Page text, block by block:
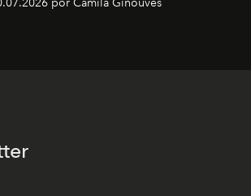
por Camila Ginouves